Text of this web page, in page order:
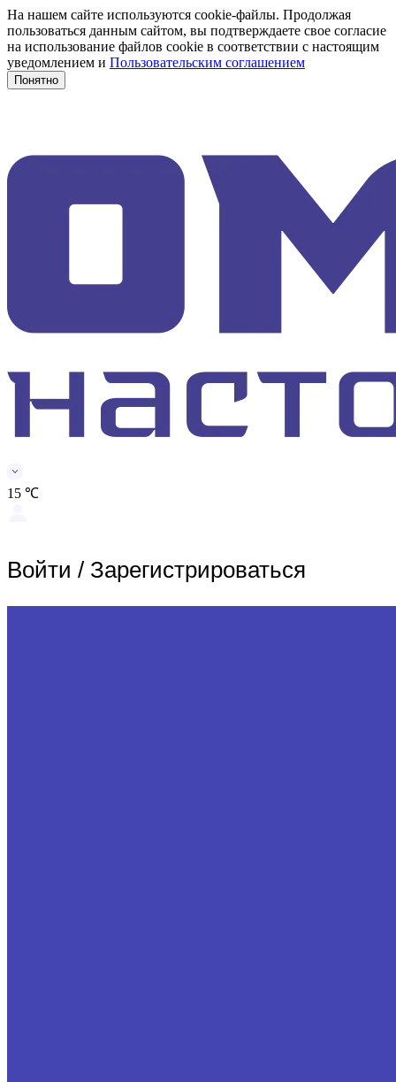
На нашем сайте используются cookie-файлы. Продолжая
пользоваться данным сайтом, вы подтверждаете свое согласие
на использование файлов cookie в соответствии с настоящим
уведомлением и Пользовательским соглашением
Понятно
15 ℃
Войти / Зарегистрироваться